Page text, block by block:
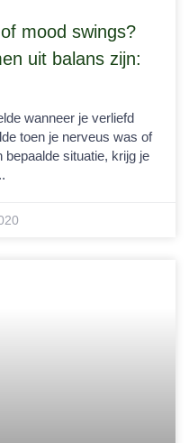
mood swings?
uit balans zijn:
wanneer je verliefd
toen je nerveus was of
bepaalde situatie, krijg je